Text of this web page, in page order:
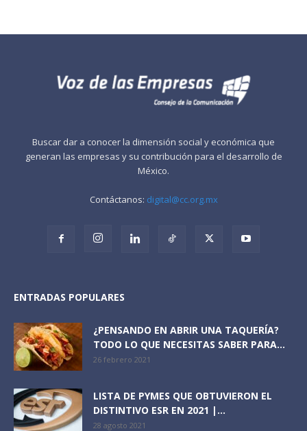
Buscar dar a conocer la dimensión social y económica que
generan las empresas y su contribución para el desarrollo de
México.
Contáctanos: digital@cc.org.mx
ENTRADAS POPULARES
¿PENSANDO EN ABRIR UNA TAQUERÍA?
TODO LO QUE NECESITAS SABER PARA...
26 febrero 2021
LISTA DE PYMES QUE OBTUVIERON EL
DISTINTIVO ESR EN 2021 |...
28 agosto 2021